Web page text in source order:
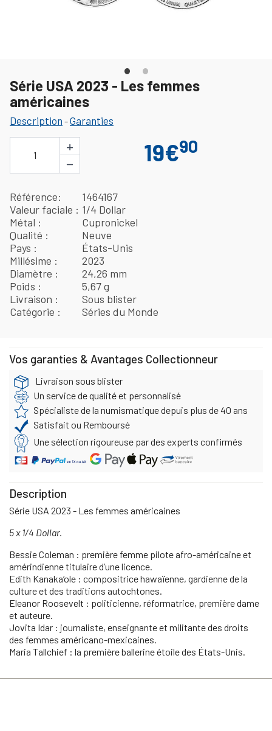
Série USA 2023 - Les femmes
américaines
Description -Garanties
1
+
−
19€90
Référence
1464167
Valeur faciale
1/4 Dollar
Métal
Cupronickel
Qualité
Neuve
Pays
États-Unis
Millésime
2023
Diamètre
24,26 mm
Poids
5,67 g
Livraison
Sous blister
Catégorie
Séries du Monde
Vos garanties & Avantages Collectionneur
Livraison sous blister
Un service de qualité et personnalisé
Spécialiste de la numismatique depuis plus de 40 ans
Satisfait ou Remboursé
Une sélection rigoureuse par des experts confirmés
Description
Série USA 2023 - Les femmes américaines
5 x 1/4 Dollar.
Bessie Coleman : première femme pilote afro-américaine et
amérindienne titulaire d’une licence.
Edith Kanaka‘ole : compositrice hawaïenne, gardienne de la
culture et des traditions autochtones.
Eleanor Roosevelt : politicienne, réformatrice, première dame
et auteure.
Jovita Idar : journaliste, enseignante et militante des droits
des femmes américano-mexicaines.
Maria Tallchief : la première ballerine étoile des États-Unis.